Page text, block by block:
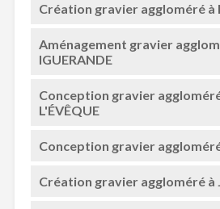
Création gravier aggloméré à
Aménagement gravier
IGUERANDE
Conception gravier aggloméré
L'ÉVÊQUE
Conception gravier
Création gravier aggloméré à